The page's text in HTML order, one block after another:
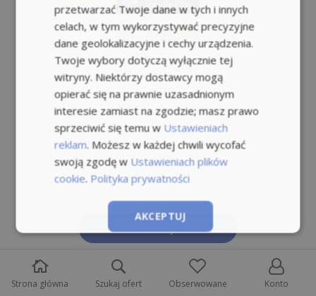
Filtruj
Strona główna Szukaj ofert Obserwowane Konto
Zgłoś opinie
przetwarzać Twoje dane w tych i innych
celach, w tym wykorzystywać precyzyjne
dane geolokalizacyjne i cechy urządzenia.
Twoje wybory dotyczą wyłącznie tej
witryny. Niektórzy dostawcy mogą
opierać się na prawnie uzasadnionym
interesie zamiast na zgodzie; masz prawo
sprzeciwić się temu w Ustawieniach
reklam. Możesz w każdej chwili wycofać
swoją zgodę w Ustawieniach plików
cookie. Polityka prywatności
AKCEPTUJ
POKAŻ SZCZEGÓŁY